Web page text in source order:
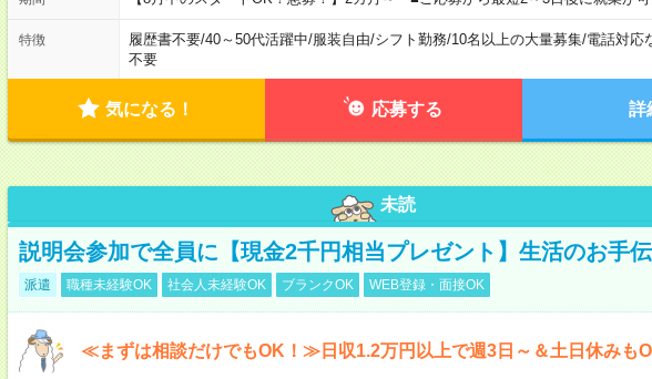
特徴 履歴書不要/40～50代活躍中/服装自由/シフト勤務/10名以上の大量募集/電話対応
不要
気になる！ 応募する 詳
未読
説明会参加で全員に【現金2千円相当プレゼント】生活のお手
派遣 職種未経験OK 社会人未経験OK ブランクOK WEB登録・面接OK
≪まずは相談だけでもOK！≫日収1.2万円以上で週3日～＆土日休みも